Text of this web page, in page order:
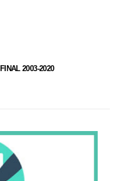
2003-2020